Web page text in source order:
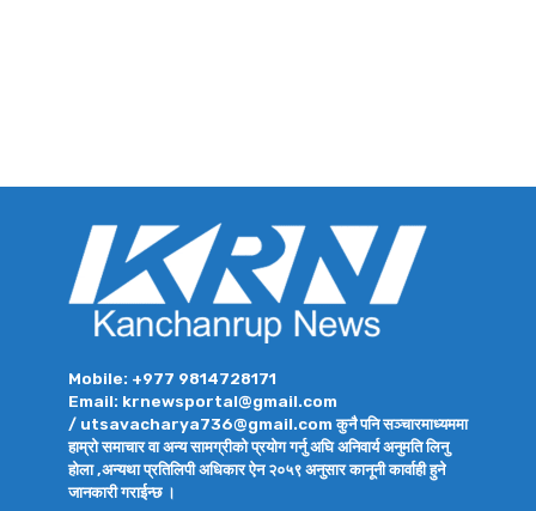
Mobile: +977 9814728171
Email: krnewsportal@gmail.com
/ utsavacharya736@gmail.com कुनै पनि सञ्चारमाध्यममा
हाम्रो समाचार वा अन्य सामग्रीको प्रयोग गर्नु अघि अनिवार्य अनुमति लिनु
होला ,अन्यथा प्रतिलिपी अधिकार ऐन २०५९ अनुसार कानूनी कार्वाही हुने
जानकारी गराईन्छ ।